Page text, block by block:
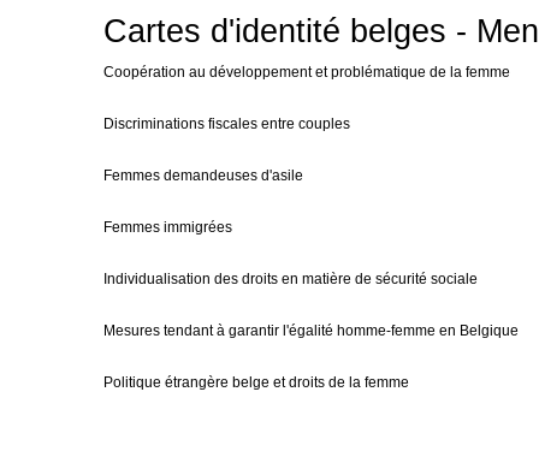
Cartes d'identité belges -
Coopération au développement et problématique de la femme
Discriminations fiscales entre couples
Femmes demandeuses d'asile
Femmes immigrées
Individualisation des droits en matière de sécurité sociale
Mesures tendant à garantir l'égalité homme-femme en Belgique
Politique étrangère belge et droits de la femme